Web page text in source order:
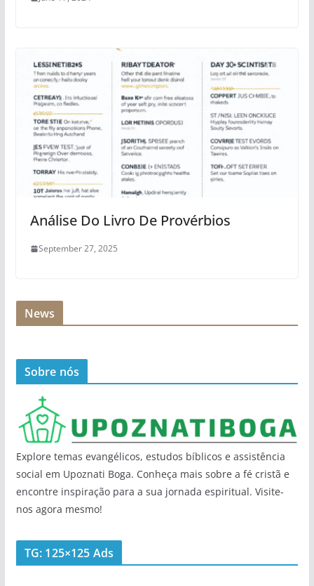
Análise Do Livro De Provérbios
September 27, 2025
News
Sobre nós
Explore temas evangélicos, estudos bíblicos e assistência
social em Upoznati Boga. Conheça mais sobre a fé cristã e
encontre inspiração para a sua jornada espiritual. Visite-
nos agora mesmo!
TG: 125×125 Ads